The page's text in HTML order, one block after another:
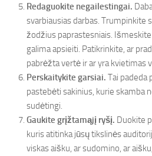
Redaguokite negailestingai.
svarbiausias darbas. Trumpinkite
žodžius paprastesniais.
galima apsieiti. Patikrinkite, ar
pabrėžta vertė ir ar yra kvietimas
Perskaitykite garsiai. Tai padeda
pastebėti sakinius, kurie skamba
sudėtingi.
Gaukite grįžtamąjį ryšį. Duokite
kuris atitinka jūsų tikslinės
viskas aišku, ar sudomino, ar